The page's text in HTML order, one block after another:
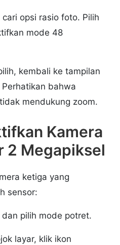
opsi rasio foto. Pilih
mode 48
kembali ke tampilan
bahwa
mendukung zoom.
Kamera
2 Megapiksel
ketiga yang
sensor:
dan pilih mode potret.
layar, klik ikon